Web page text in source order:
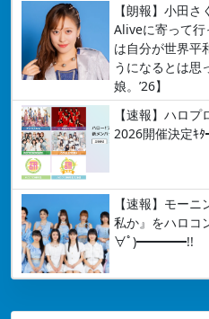
【朗報】小田
Aliveに寄って
は自分が世界平
うになるとは思
娘。’26】
【速報】ハロ
2026開催決
【速報】モーニ
私か』をハロ
∀ﾟ)━━━━!!